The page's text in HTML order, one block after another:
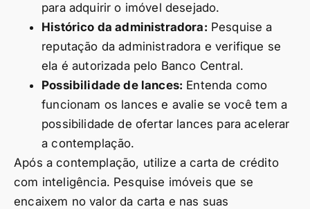
para adquirir o imóvel desejado.
Histórico da administradora: Pesquise a
reputação da administradora e verifique se
ela é autorizada pelo Banco Central.
Possibilidade de lances: Entenda como
funcionam os lances e avalie se você tem a
possibilidade de ofertar lances para acelerar
a contemplação.
Após a contemplação, utilize a carta de crédito
com inteligência. Pesquise imóveis que se
encaixem no valor da carta e nas suas